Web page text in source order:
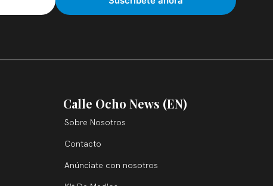
Calle Ocho News (EN)
Sobre Nosotros
Contacto
Anúnciate con nosotros